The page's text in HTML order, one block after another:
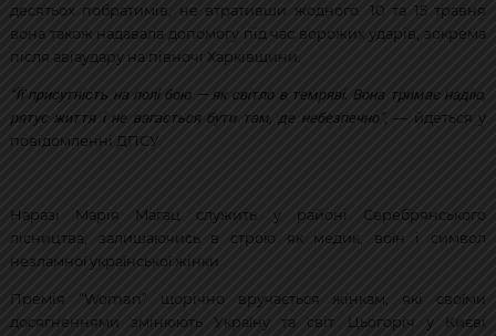
десятьох побратимів, не втративши жодного. 10 та 15 травня
вона також надавала допомогу під час ворожих ударів, зокрема
після авіаудару на півночі Харківщини.
“Її присутність на полі бою — як світло в темряві. Вона тримає надію,
рятує життя і не вагається бути там, де небезпечно” , — йдеться у
повідомленні ДПСУ.
Наразі Марія Магац служить у районі Серебрянського
лісництва, залишаючись в строю як медик, воїн і символ
незламної української жінки.
Премія “Woman” щорічно вручається жінкам, які своїми
досягненнями змінюють Україну та світ. Цьогоріч у Києві